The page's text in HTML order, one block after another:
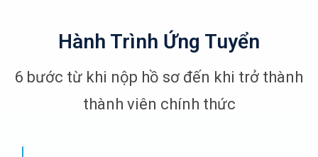
Hành Trình Ứng Tuyển
6 bước từ khi nộp hồ sơ đến khi trở thành
thành viên chính thức